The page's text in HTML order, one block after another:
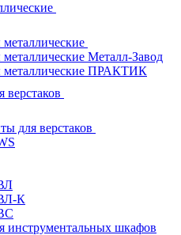
Металл-Завод
ПРАКТИК
верстаков
для верстаков
К
инструментальных шкафов